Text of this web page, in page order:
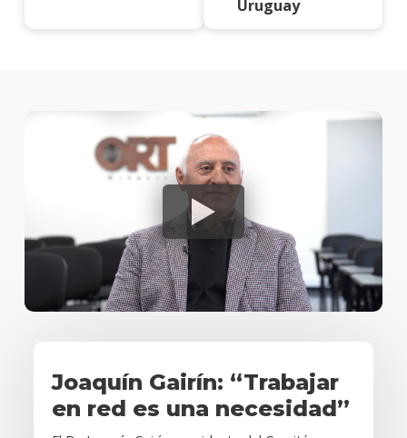
Uruguay
Joaquín Gairín: “Trabajar
en red es una necesidad”